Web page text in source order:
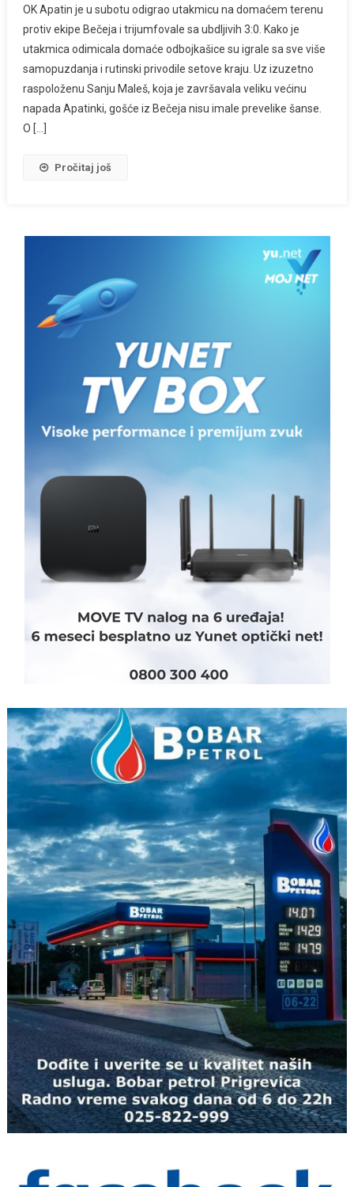
OK Apatin je u subotu odigrao utakmicu na domaćem terenu
protiv ekipe Bečeja i trijumfovale sa ubdljivih 3:0. Kako je
utakmica odimicala domaće odbojkašice su igrale sa sve više
samopuzdanja i rutinski privodile setove kraju. Uz izuzetno
raspoloženu Sanju Maleš, koja je završavala veliku većinu
napada Apatinki, gošće iz Bečeja nisu imale prevelike šanse.
O […]
Pročitaj još